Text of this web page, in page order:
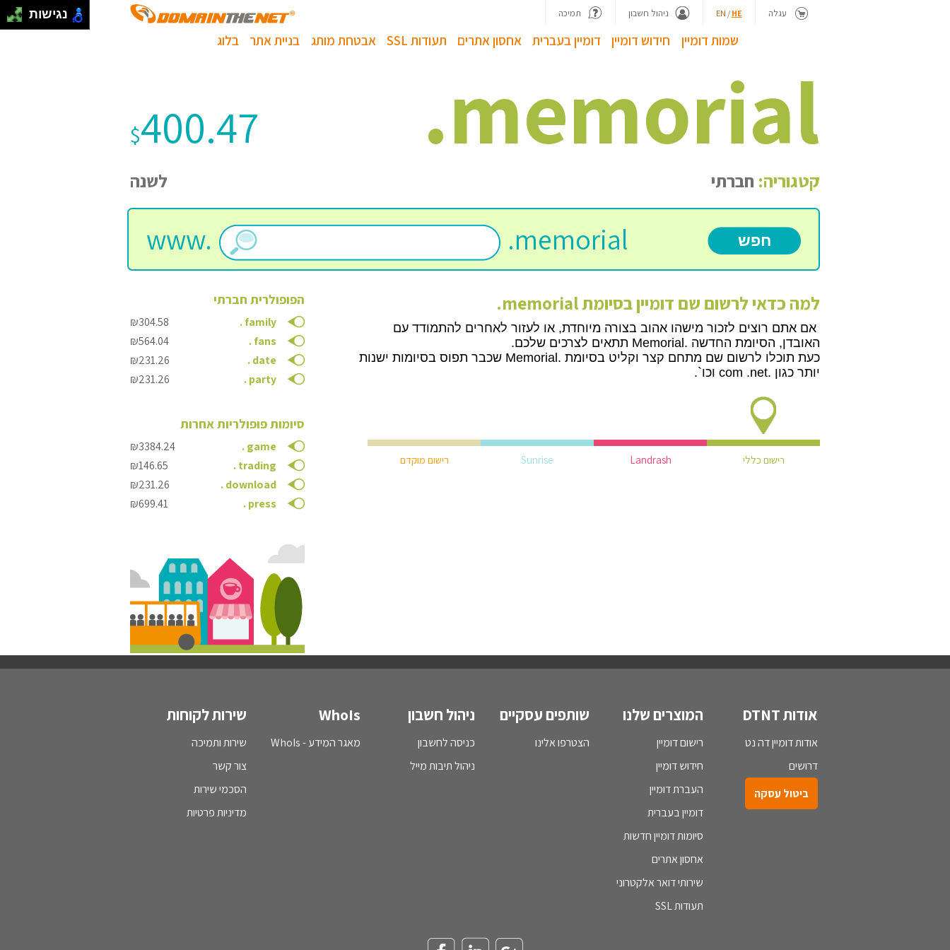
עגלה HE
/
EN ניהול חשבון תמיכה
שמות דומיין חידוש דומיין דומיין בעברית אחסון אתרים תעודות SSL אבטחת מותג בניית אתר בלוג
.memorial
$400.47
קטגוריה: חברתי לשנה
www. .memorial
למה כדאי לרשום שם דומיין בסיומת .memorial
אם אתם רוצים לזכור מישהו אהוב בצורה מיוחדת, או לעזור לאחרים להתמודד עם
האובדן, הסיומת החדשה .Memorial תתאים לצרכים שלכם.
כעת תוכלו לרשום שם מתחם קצר וקליט בסיומת .Memorial שכבר תפוס בסיומות ישנות
יותר כגון .com .net וכו`.
רישום מוקדם Sunrise Landrash רישום כללי
הפופולרית חברתי
.family
₪304.58
.fans
₪564.04
.date
₪231.26
.party
₪231.26
סיומות פופולריות אחרות
.game
₪3384.24
.trading
₪146.65
.download
₪231.26
.press
₪699.41
אודות DTNT
אודות דומיין דה נט
דרושים
ביטול עסקה
המוצרים שלנו
רישום דומיין
חידוש דומיין
העברת דומיין
דומיין בעברית
סיומות דומיין חדשות
אחסון אתרים
שירותי דואר אלקטרוני
תעודות SSL
שותפים עסקיים
הצטרפו אלינו
ניהול חשבון
כניסה לחשבון
ניהול תיבות מייל
WhoIs
מאגר המידע - WhoIs
שירות לקוחות
שירות ותמיכה
צור קשר
הסכמי שירות
מדיניות פרטיות
נגישות